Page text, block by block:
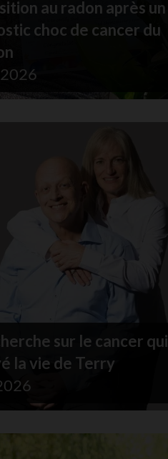
au radon après un
choc de cancer du
sur le cancer qui
la vie de Terry